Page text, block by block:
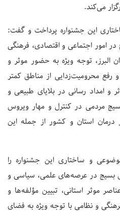
می‌کند.
این جشنواره پرداخت و گفت:
در امور اجتماعی و اقتصادی، فرهنگی
البرز، توجه ویژه به حضور موثر و
رفع محرومیت‌زدایی از مناطق کمتر
و امداد رسانی در بلایای طبیعی و
مردمی در کنترل و مهار ویروس
درمان استان و کشور از جمله این
و ساختاری این جشنواره را
بسیج در عرصه‌های علمی، سیاسی و
موثر استانی، تبیین مؤلفه‌ها و
و نظامی با توجه ویژه به فضای